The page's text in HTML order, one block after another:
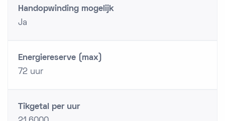
Handopwinding mogelijk
Ja
Energiereserve (max)
72 uur
Tikgetal per uur